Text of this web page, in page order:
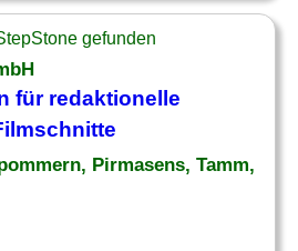
gefunden
für redaktionelle
Pirmasens, Tamm,